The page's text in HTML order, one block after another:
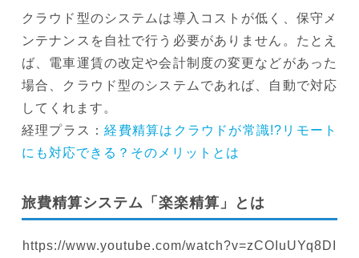
クラウド型のシステムは導入コストが低く、保守メ
ンテナンスを自社で行う必要がありません。たとえ
ば、電車運賃の改定や会計制度の変更などがあった
場合、クラウド型のシステムであれば、自動で対応
してくれます。
経理プラス：経費精算はクラウドが常識!?リモート
にも対応できる？そのメリットとは
旅費精算システム「楽楽精算」とは
https://www.youtube.com/watch?v=zCOIuUYq8DI